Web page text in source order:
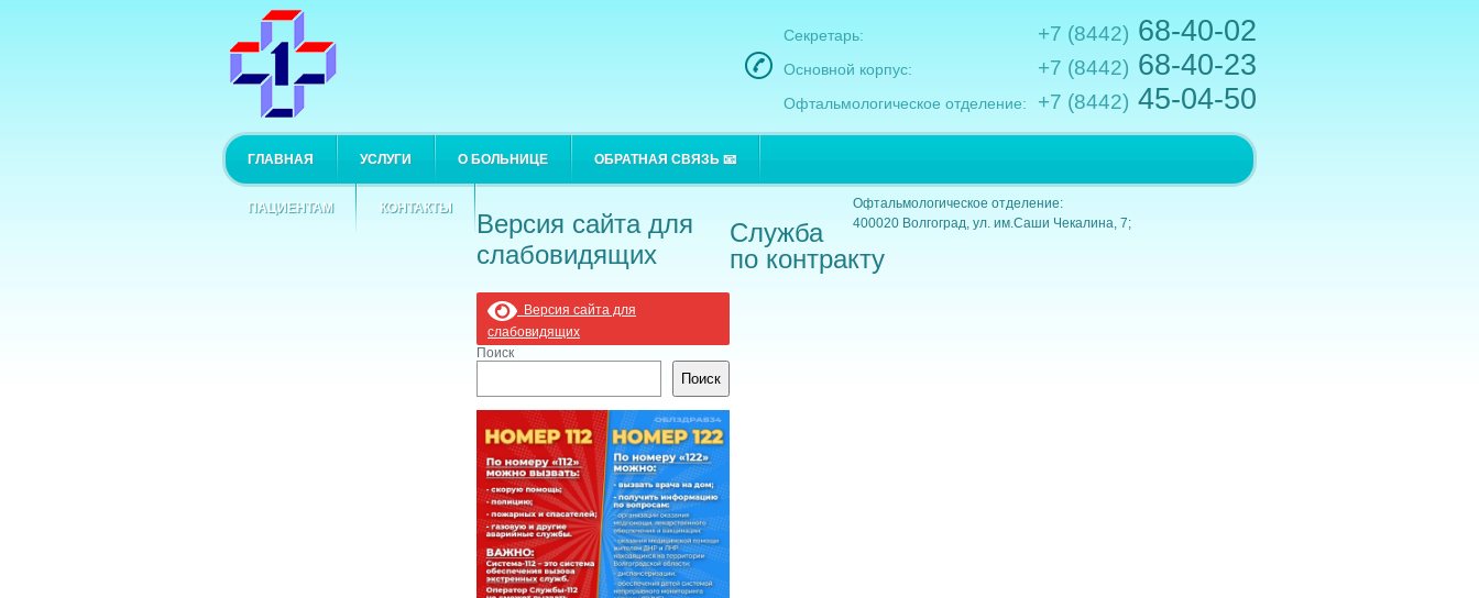
Секретарь: +7 (8442) 68-40-02
Основной корпус: +7 (8442) 68-40-23
Офтальмологическое отделение: +7 (8442) 45-04-50
Офтальмологическое отделение:
400020 Волгоград, ул. им.Саши Чекалина, 7;
ГЛАВНАЯ УСЛУГИ О БОЛЬНИЦЕ ОБРАТНАЯ СВЯЗЬ 📧
ПАЦИЕНТАМ КОНТАКТЫ
Версия сайта для
слабовидящих
Версия сайта для
слабовидящих
Поиск
Поиск
Служба
по контракту